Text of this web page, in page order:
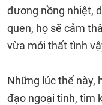
đương nồng nhiệt,
quen, họ sẽ cảm
vừa mới thất tình
Những lúc thế này,
đạo ngoại tình, tìm